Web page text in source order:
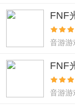
FNF
音游游
FNF
音游游